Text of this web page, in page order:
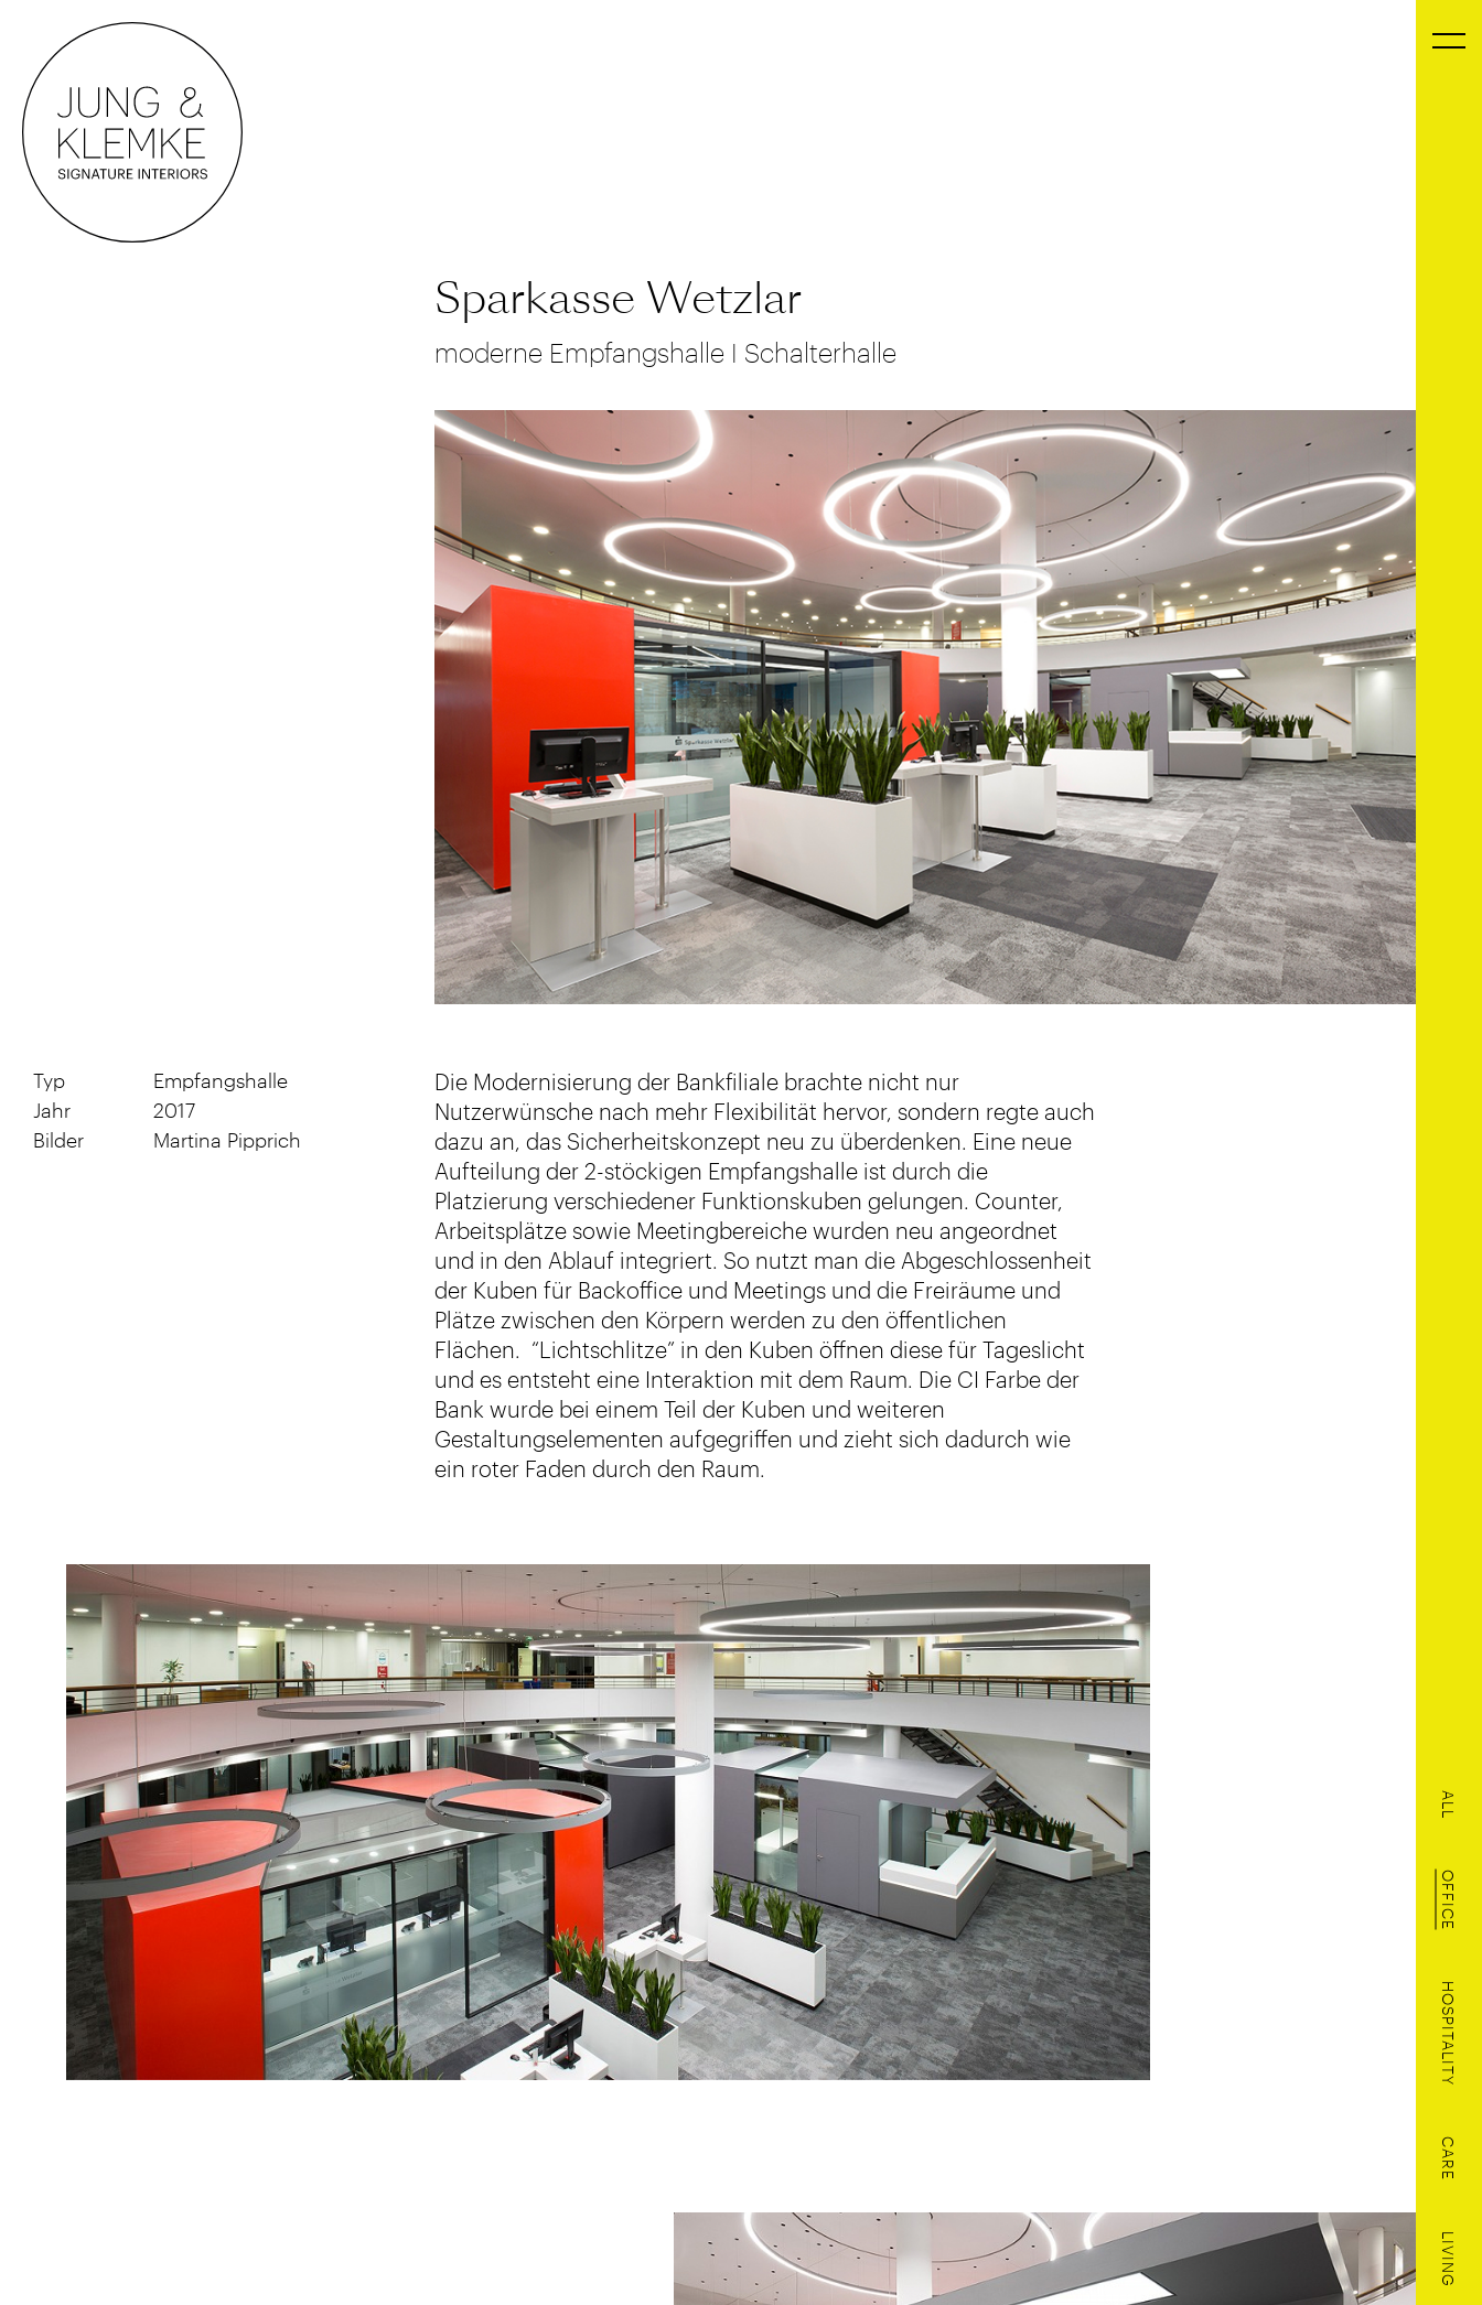
Sparkasse Wetzlar
moderne Empfangshalle I Schalterhalle
Die Modernisierung der Bankfiliale brachte nicht nur
Nutzerwünsche nach mehr Flexibilität hervor, sondern regte auch
dazu an, das Sicherheitskonzept neu zu überdenken. Eine neue
Aufteilung der 2-stöckigen Empfangshalle ist durch die
Platzierung verschiedener Funktionskuben gelungen. Counter,
Arbeitsplätze sowie Meetingbereiche wurden neu angeordnet
und in den Ablauf integriert. So nutzt man die Abgeschlossenheit
der Kuben für Backoffice und Meetings und die Freiräume und
Plätze zwischen den Körpern werden zu den öffentlichen
Flächen. “Lichtschlitze” in den Kuben öffnen diese für Tageslicht
und es entsteht eine Interaktion mit dem Raum. Die CI Farbe der
Bank wurde bei einem Teil der Kuben und weiteren
Gestaltungselementen aufgegriffen und zieht sich dadurch wie
ein roter Faden durch den Raum.
Typ
Empfangshalle
Jahr
2017
Bilder
Martina Pipprich
ALL
OFFICE
HOSPITALITY
CARE
LIVING